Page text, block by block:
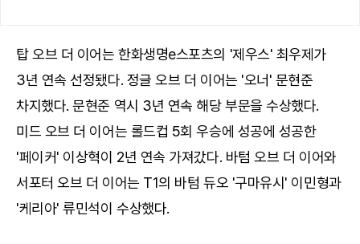
탑 오브 더 이어는 한화생명e스포츠의 '제우스' 최우제가
3년 연속 선정됐다. 정글 오브 더 이어는 '오너' 문현준
차지했다. 문현준 역시 3년 연속 해당 부문을 수상했다.
미드 오브 더 이어는 롤드컵 5회 우승에 성공에 성공한
'페이커' 이상혁이 2년 연속 가져갔다. 바텀 오브 더 이어와
서포터 오브 더 이어는 T1의 바텀 듀오 '구마유시' 이민형과
'케리아' 류민석이 수상했다.